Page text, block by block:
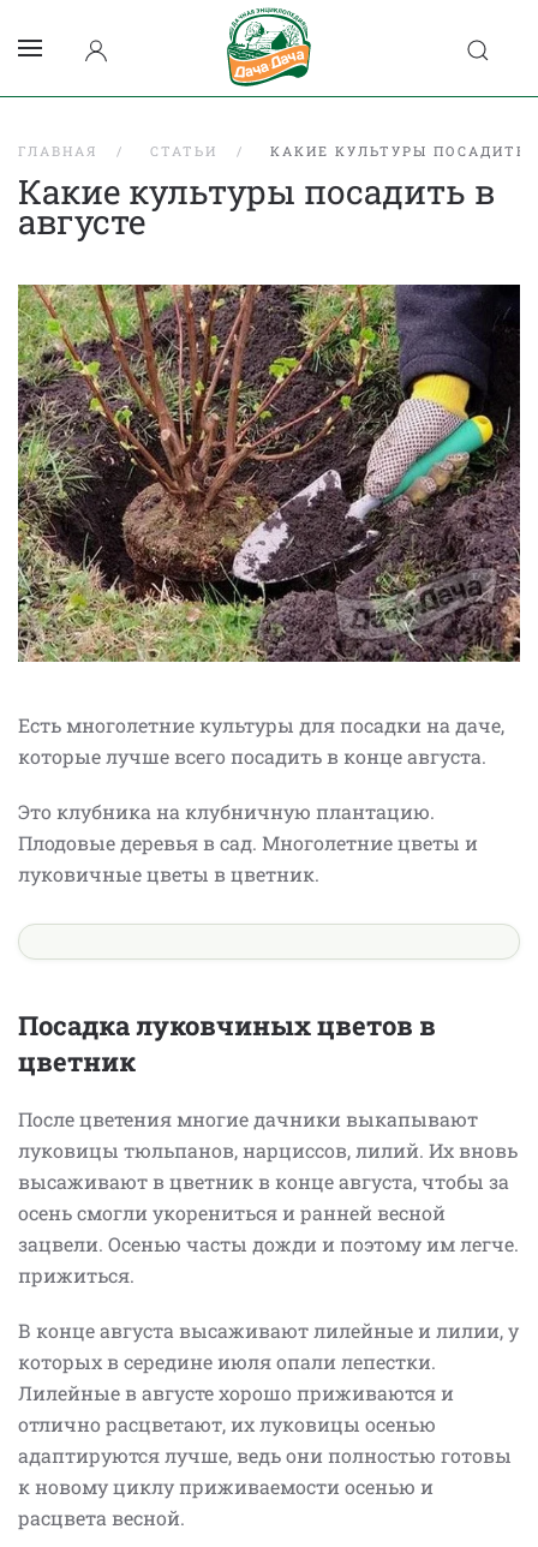
ГЛАВНАЯ СТАТЬИ КАКИЕ КУЛЬТУРЫ ПОСАДИТЬ
Какие культуры посадить в
августе
Есть многолетние культуры для посадки на даче,
которые лучше всего посадить в конце августа.
Это клубника на клубничную плантацию.
Плодовые деревья в сад. Многолетние цветы и
луковичные цветы в цветник.
Посадка луковчиных цветов в
цветник
После цветения многие дачники выкапывают
луковицы тюльпанов, нарциссов, лилий. Их вновь
высаживают в цветник в конце августа, чтобы за
осень смогли укорениться и ранней весной
зацвели. Осенью часты дожди и поэтому им легче.
прижиться.
В конце августа высаживают лилейные и лилии, у
которых в середине июля опали лепестки.
Лилейные в августе хорошо приживаются и
отлично расцветают, их луковицы осенью
адаптируются лучше, ведь они полностью готовы
к новому циклу приживаемости осенью и
расцвета весной.